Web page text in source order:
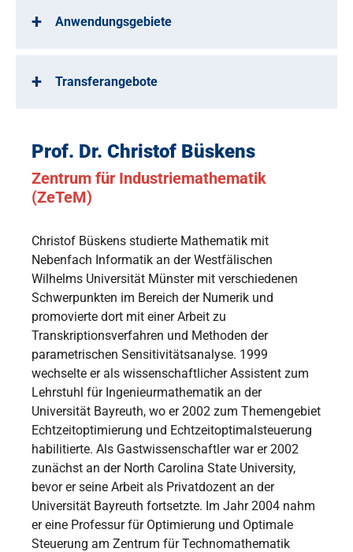
Anwendungsgebiete
Transferangebote
Prof. Dr. Christof Büskens
Zentrum für Industriemathematik
(ZeTeM)
Christof Büskens studierte Mathematik mit
Nebenfach Informatik an der Westfälischen
Wilhelms Universität Münster mit verschiedenen
Schwerpunkten im Bereich der Numerik und
promovierte dort mit einer Arbeit zu
Transkriptionsverfahren und Methoden der
parametrischen Sensitivitätsanalyse. 1999
wechselte er als wissenschaftlicher Assistent zum
Lehrstuhl für Ingenieurmathematik an der
Universität Bayreuth, wo er 2002 zum Themengebiet
Echtzeitoptimierung und Echtzeitoptimalsteuerung
habilitierte. Als Gastwissenschaftler war er 2002
zunächst an der North Carolina State University,
bevor er seine Arbeit als Privatdozent an der
Universität Bayreuth fortsetzte. Im Jahr 2004 nahm
er eine Professur für Optimierung und Optimale
Steuerung am Zentrum für Technomathematik